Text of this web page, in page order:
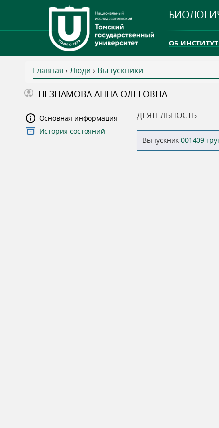
ОБ
В
ы
з
Главная › Люди › Выпускники
НЕЗНАМОВА АННА ОЛЕГОВНА
Основная информация
История состояний
ДЕЯТЕЛЬНОСТЬ
Выпускник 001409